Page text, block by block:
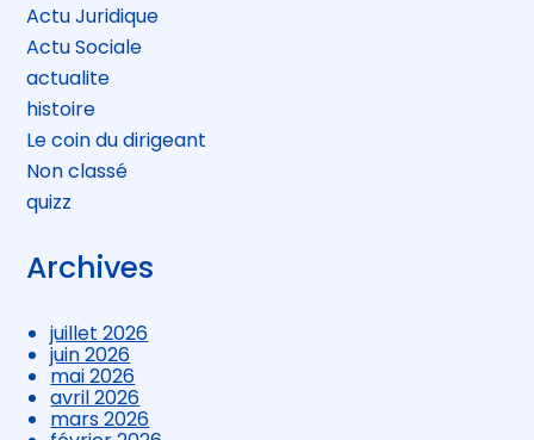
Actu Juridique
Actu Sociale
actualite
histoire
Le coin du dirigeant
Non classé
quizz
Archives
juillet 2026
juin 2026
mai 2026
avril 2026
mars 2026